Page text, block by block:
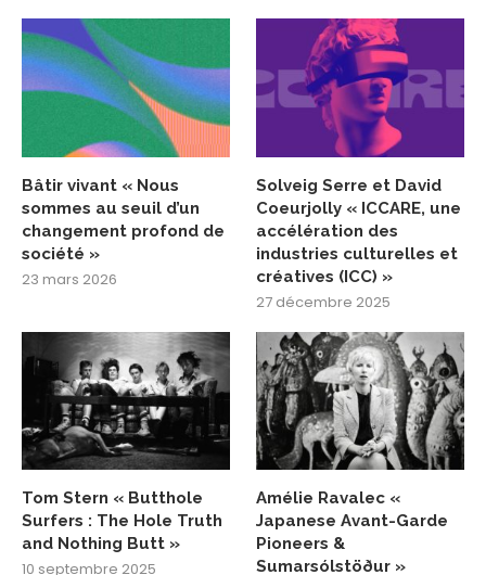
Bâtir vivant « Nous
sommes au seuil d’un
changement profond de
société »
23 mars 2026
Solveig Serre et David
Coeurjolly « ICCARE, une
accélération des
industries culturelles et
créatives (ICC) »
27 décembre 2025
Tom Stern « Butthole
Surfers : The Hole Truth
and Nothing Butt »
10 septembre 2025
Amélie Ravalec «
Japanese Avant-Garde
Pioneers &
Sumarsólstöður »